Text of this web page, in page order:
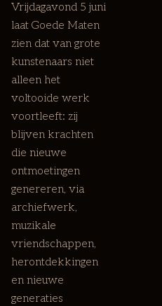
Vrijdagavond 5 juni
laat Goede Maten
zien dat van grote
kunstenaars niet
alleen het
voltooide werk
voortleeft: zij
blijven krachten
die nieuwe
ontmoetingen
genereren, via
archiefwerk,
muzikale
vriendschappen,
herontdekkingen
en nieuwe
generaties